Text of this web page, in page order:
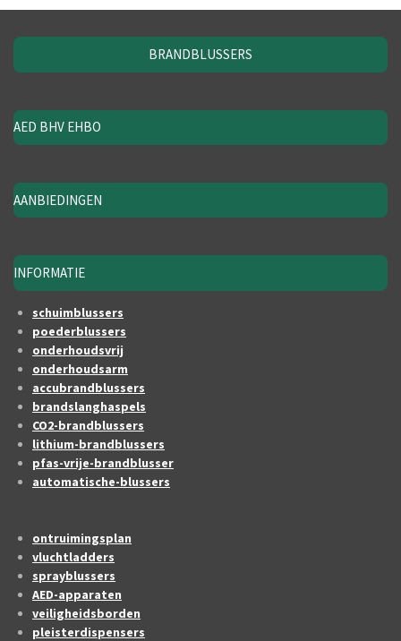
BRANDBLUSSERS
AED BHV EHBO
AANBIEDINGEN
INFORMATIE
schuimblussers
poederblussers
onderhoudsvrij
onderhoudsarm
accubrandblussers
brandslanghaspels
CO2-brandblussers
lithium-brandblussers
pfas-vrije-brandblusser
automatische-blussers
ontruimingsplan
vluchtladders
sprayblussers
AED-apparaten
veiligheidsborden
pleisterdispensers